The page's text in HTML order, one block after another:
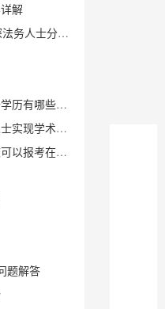
解
轨迹与专业积累
哪些好处？
业的双重提升
职法律硕士？
题解答